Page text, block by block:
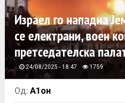
A
R
Y
M
Израел го нападна
се електрани, воен
претседателска
24/08/2025 - 18:47 1759
Од:А1он